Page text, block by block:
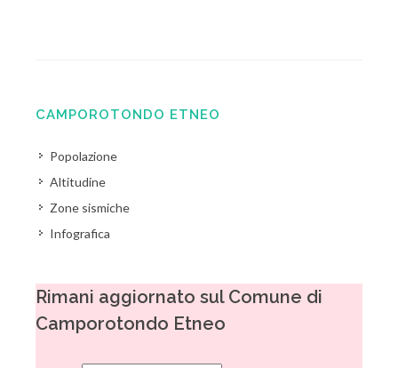
CAMPOROTONDO ETNEO
Popolazione
Altitudine
Zone sismiche
Infografica
Rimani aggiornato sul Comune di
Camporotondo Etneo